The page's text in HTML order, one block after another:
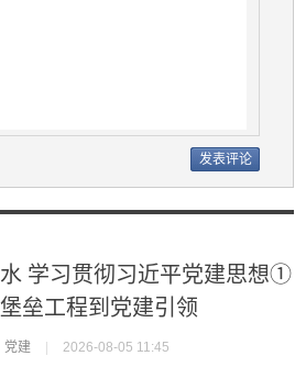
学习贯彻习近平党建思想①
堡垒工程到党建引领
党建 2026-08-05 11:45